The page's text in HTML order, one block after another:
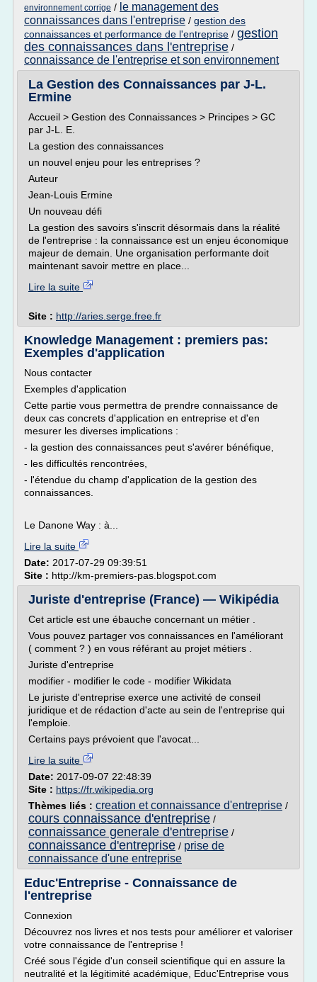
environnement corrige / le management des
connaissances dans l'entreprise / gestion des
connaissances et performance de l'entreprise / gestion
des connaissances dans l'entreprise /
connaissance de l'entreprise et son environnement
La Gestion des Connaissances par J-L.
Ermine
Accueil > Gestion des Connaissances > Principes > GC
par J-L. E.
La gestion des connaissances
un nouvel enjeu pour les entreprises ?
Auteur
Jean-Louis Ermine
Un nouveau défi
La gestion des savoirs s'inscrit désormais dans la réalité
de l'entreprise : la connaissance est un enjeu économique
majeur de demain. Une organisation performante doit
maintenant savoir mettre en place...
Lire la suite
Site : http://aries.serge.free.fr
Knowledge Management : premiers pas:
Exemples d'application
Nous contacter
Exemples d'application
Cette partie vous permettra de prendre connaissance de
deux cas concrets d'application en entreprise et d'en
mesurer les diverses implications :
- la gestion des connaissances peut s'avérer bénéfique,
- les difficultés rencontrées,
- l'étendue du champ d'application de la gestion des
connaissances.
Le Danone Way : à...
Lire la suite
Date: 2017-07-29 09:39:51
Site : http://km-premiers-pas.blogspot.com
Juriste d'entreprise (France) — Wikipédia
Cet article est une ébauche concernant un métier .
Vous pouvez partager vos connaissances en l'améliorant
( comment ? ) en vous référant au projet métiers .
Juriste d'entreprise
modifier - modifier le code - modifier Wikidata
Le juriste d'entreprise exerce une activité de conseil
juridique et de rédaction d'acte au sein de l'entreprise qui
l'emploie.
Certains pays prévoient que l'avocat...
Lire la suite
Date: 2017-09-07 22:48:39
Site : https://fr.wikipedia.org
Thèmes liés : creation et connaissance d'entreprise /
cours connaissance d'entreprise /
connaissance generale d'entreprise /
connaissance d'entreprise / prise de
connaissance d'une entreprise
Educ'Entreprise - Connaissance de
l'entreprise
Connexion
Découvrez nos livres et nos tests pour améliorer et valoriser
votre connaissance de l'entreprise !
Créé sous l'égide d'un conseil scientifique qui en assure la
neutralité et la légitimité académique, Educ'Entreprise vous